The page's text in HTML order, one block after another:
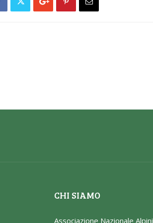
CHI SIAMO
Associazione Nazionale Alpini